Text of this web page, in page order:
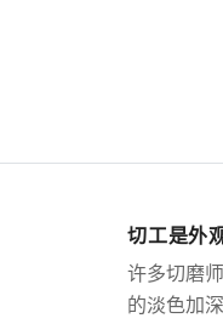
切工是外
许多切磨
的淡色加